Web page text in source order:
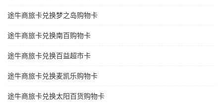
途牛商旅卡兑换梦之岛购物卡
途牛商旅卡兑换南百购物卡
途牛商旅卡兑换百益超市卡
途牛商旅卡兑换麦凯乐购物卡
途牛商旅卡兑换太阳百货购物卡